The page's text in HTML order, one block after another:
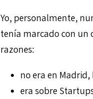
Yo, personalmente,
tenía marcado con un
razones:
no era en
era sobre